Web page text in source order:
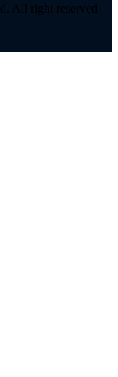
All right reserved